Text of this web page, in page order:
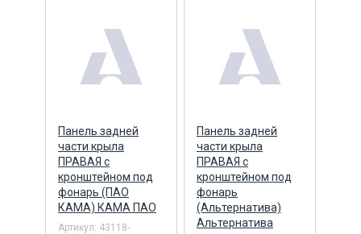
Панель задней
части крыла
ПРАВАЯ с
кронштейном под
фонарь (ПАО
КАМА) КАМА ПАО
Артикул: 43118-
Панель задней
части крыла
ПРАВАЯ с
кронштейном под
фонарь
(Альтернатива)
Альтернатива